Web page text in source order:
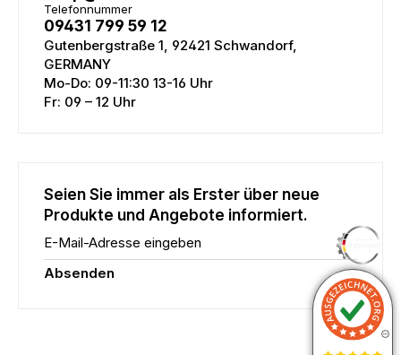
Telefonnummer
09431 799 59 12
Gutenbergstraße 1, 92421 Schwandorf,
GERMANY
Mo-Do: 09-11:30 13-16 Uhr
Fr: 09 – 12 Uhr
Seien Sie immer als Erster über neue
Produkte und Angebote informiert.
E-Mail-Adresse eingeben
Absenden